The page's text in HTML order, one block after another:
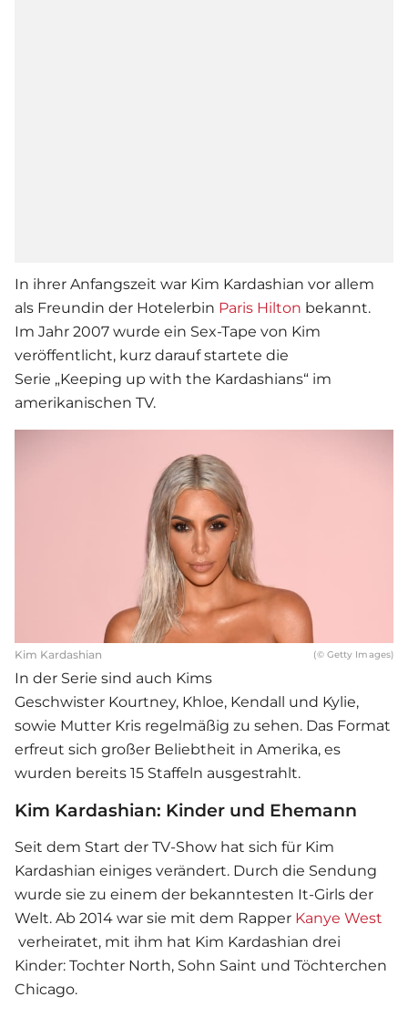
In ihrer Anfangszeit war Kim Kardashian vor allem
als Freundin der Hotelerbin Paris Hilton bekannt.
Im Jahr 2007 wurde ein Sex-Tape von Kim
veröffentlicht, kurz darauf startete die
Serie „Keeping up with the Kardashians“ im
amerikanischen TV.
Kim Kardashian (© Getty Images)
In der Serie sind auch Kims
Geschwister Kourtney, Khloe, Kendall und Kylie,
sowie Mutter Kris regelmäßig zu sehen. Das Format
erfreut sich großer Beliebtheit in Amerika, es
wurden bereits 15 Staffeln ausgestrahlt.
Kim Kardashian: Kinder und Ehemann
Seit dem Start der TV-Show hat sich für Kim
Kardashian einiges verändert. Durch die Sendung
wurde sie zu einem der bekanntesten It-Girls der
Welt. Ab 2014 war sie mit dem Rapper Kanye West
verheiratet, mit ihm hat Kim Kardashian drei
Kinder: Tochter North, Sohn Saint und Töchterchen
Chicago.